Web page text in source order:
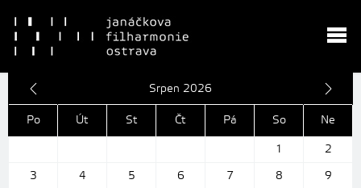
Srpen 2026
Po Út St Čt Pá So
Ne
1
2
3
4 5 6 7 8
9